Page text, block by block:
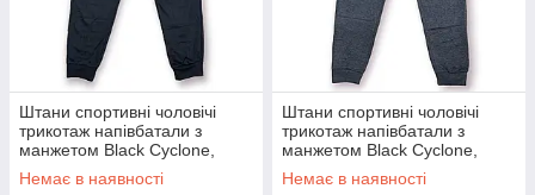
Штани спортивні чоловічі
трикотаж напівбатали з
манжетом Black Cyclone,
розміри 3XL-7XL, чорні, 2235
Немає в наявності
Штани спортивні чоловічі
трикотаж напівбатали з
манжетом Black Cyclone,
розміри 3XL-7XL, сірі, 2235
Немає в наявності